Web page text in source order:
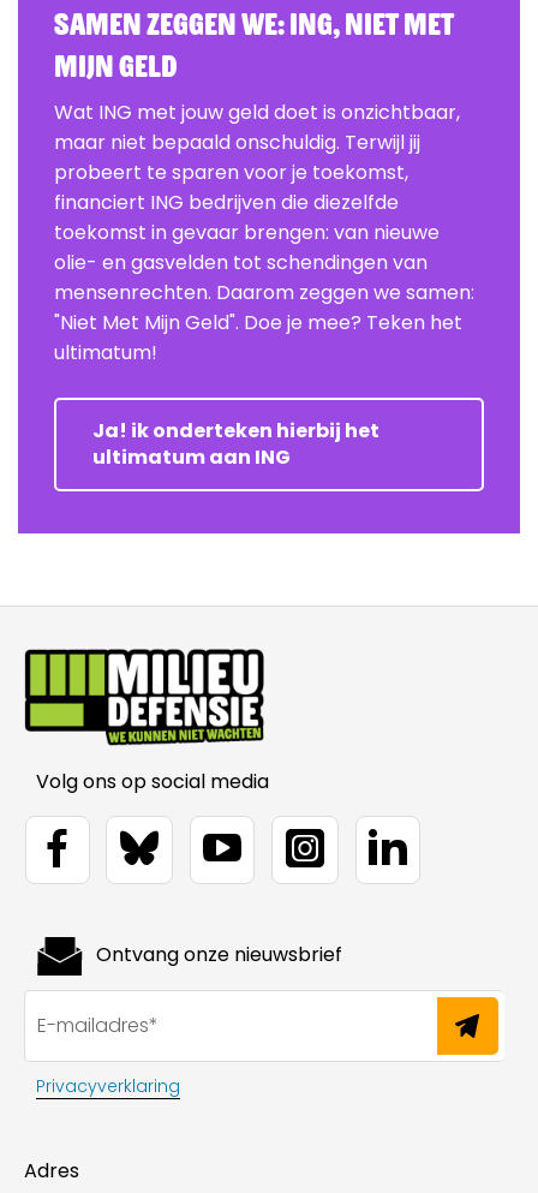
Samen zeggen we: ING, Niet Met
Mijn Geld
Wat ING met jouw geld doet is onzichtbaar,
maar niet bepaald onschuldig. Terwijl jij
probeert te sparen voor je toekomst,
financiert ING bedrijven die diezelfde
toekomst in gevaar brengen: van nieuwe
olie- en gasvelden tot schendingen van
mensenrechten. Daarom zeggen we samen:
"Niet Met Mijn Geld". Doe je mee? Teken het
ultimatum!
Ja! ik onderteken hierbij het
ultimatum aan ING
Volg ons op social media
Adres
Ontvang onze nieuwsbrief
Privacyverklaring